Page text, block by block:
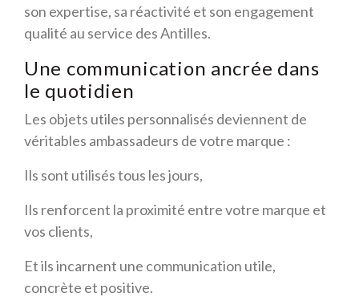
son expertise, sa réactivité et son engagement
qualité au service des Antilles.
Une communication ancrée dans
le quotidien
Les objets utiles personnalisés deviennent de
véritables ambassadeurs de votre marque :
Ils sont utilisés tous les jours,
Ils renforcent la proximité entre votre marque et
vos clients,
Et ils incarnent une communication utile,
concrète et positive.